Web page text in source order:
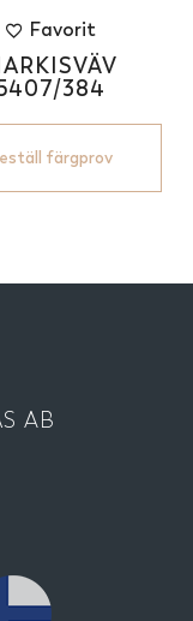
Favorit
384
färgprov
AB